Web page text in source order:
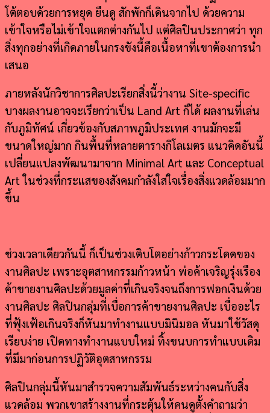
โต้ตอบด้วยการหยุด ยืนดู สักพักก็เดินจากไป ด้วยความ
เข้าใจหรือไม่เข้าใจแตกต่างกันไป แต่ศิลปินประกาศว่า ทุก
สิ่งทุกอย่างที่เกิดภายในกรงขังนี้คือเนื้อหาที่เขาต้องการนำ
เสนอ
ภายหลังนักวิชาการศิลปะเรียกสิ่งนี้ว่างาน Site-specific
บางผลงานอาจจะเรียกว่าเป็น Land Art ก็ได้ ผลงานที่เล่น
กับภูมิทัศน์ เกี่ยวข้องกับสภาพภูมิประเทศ งานมักจะมี
ขนาดใหญ่มาก กินพื้นที่หลายตารางกิโลเมตร แนวคิดอันนี้
เปลี่ยนแปลงพัฒนามาจาก Minimal Art และ Conceptual
Art ในช่วงที่กระแสของสังคมกำลังใส่ใจเรื่องสิ่งแวดล้อมมาก
ขึ้น
ช่วงเวลาเดียวกันนี้ ก็เป็นช่วงเติบโตอย่างก้าวกระโดดของ
งานศิลปะ เพราะอุตสาหกรรมก้าวหน้า พ่อค้าเจริญรุ่งเรือง
ค้าขายงานศิลปะด้วยมูลค่าที่เกินจริงจนถึงการฟอกเงินด้วย
งานศิลปะ ศิลปินกลุ่มที่เบื่อการค้าขายงานศิลปะ เบื่ออะไร
ที่ฟุ้งเฟ้อเกินจริงก็หันมาทำงานแบบมินิมอล หันมาใช้วัสดุ
เรียบง่าย เปิดทางทำงานแบบใหม่ ทิ้งขนบการทำแบบเดิม
ที่มีมาก่อนการปฏิวัติอุตสาหกรรม
ศิลปินกลุ่มนี้หันมาสำรวจความสัมพันธ์ระหว่างคนกับสิ่ง
แวดล้อม พวกเขาสร้างงานที่กระตุ้นให้คนดูตั้งคำถามว่า